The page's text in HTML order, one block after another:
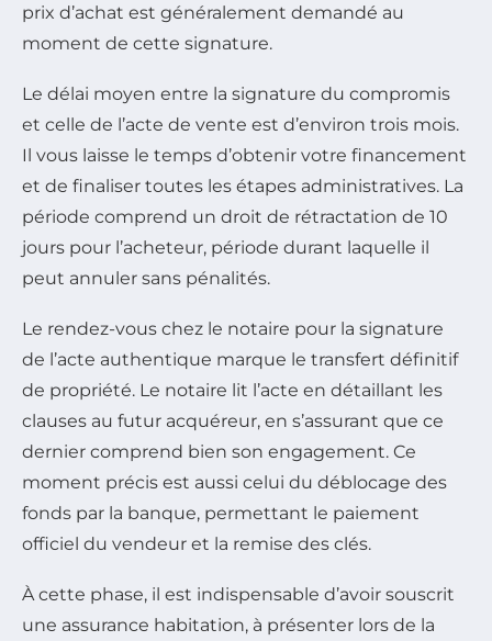
prix d’achat est généralement demandé au
moment de cette signature.
Le délai moyen entre la signature du compromis
et celle de l’acte de vente est d’environ trois mois.
Il vous laisse le temps d’obtenir votre financement
et de finaliser toutes les étapes administratives. La
période comprend un droit de rétractation de 10
jours pour l’acheteur, période durant laquelle il
peut annuler sans pénalités.
Le rendez-vous chez le notaire pour la signature
de l’acte authentique marque le transfert définitif
de propriété. Le notaire lit l’acte en détaillant les
clauses au futur acquéreur, en s’assurant que ce
dernier comprend bien son engagement. Ce
moment précis est aussi celui du déblocage des
fonds par la banque, permettant le paiement
officiel du vendeur et la remise des clés.
À cette phase, il est indispensable d’avoir souscrit
une assurance habitation, à présenter lors de la